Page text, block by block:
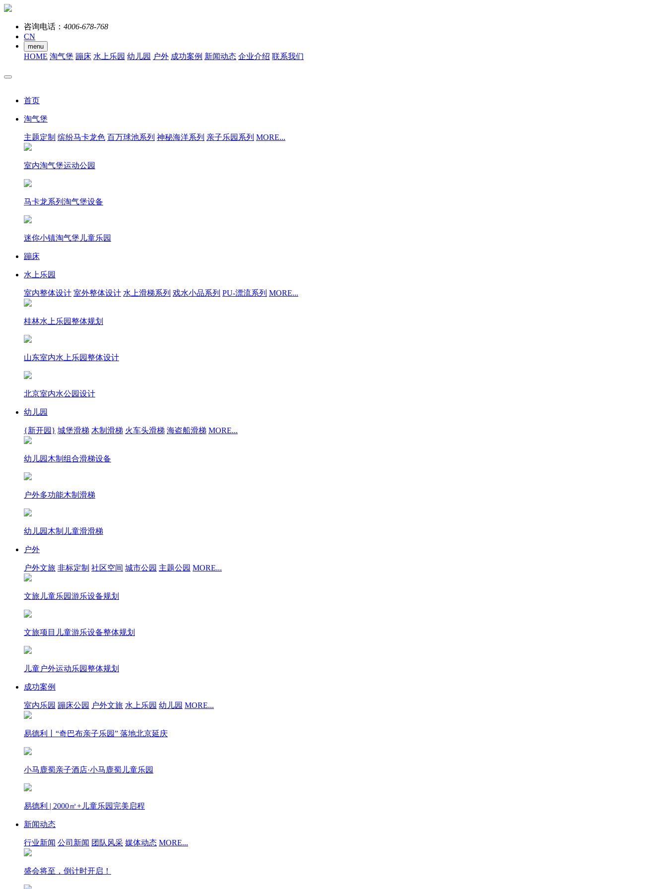
咨询电话： 4006-678-768
CN
menu
HOME 淘气堡 蹦床 水上乐园 幼儿园 户外 成功案例 新闻动态 企业介绍 联系我们
首页
淘气堡
主题定制 缤纷马卡龙色 百万球池系列 神秘海洋系列 亲子乐园系列 MORE...
室内淘气堡运动公园
马卡龙系列淘气堡设备
迷你小镇淘气堡儿童乐园
蹦床
水上乐园
室内整体设计 室外整体设计 水上滑梯系列 戏水小品系列 PU-漂流系列 MORE...
桂林水上乐园整体规划
山东室内水上乐园整体设计
北京室内水公园设计
幼儿园
{新开园} 城堡滑梯 木制滑梯 火车头滑梯 海盗船滑梯 MORE...
幼儿园木制组合滑梯设备
户外多功能木制滑梯
幼儿园木制儿童滑滑梯
户外
户外文旅 非标定制 社区空间 城市公园 主题公园 MORE...
文旅儿童乐园游乐设备规划
文旅项目儿童游乐设备整体规划
儿童户外运动乐园整体规划
成功案例
室内乐园 蹦床公园 户外文旅 水上乐园 幼儿园 MORE...
易德利丨“奇巴布亲子乐园” 落地北京延庆
小马鹿蜀亲子酒店·小马鹿蜀儿童乐园
易德利 | 2000㎡+儿童乐园完美启程
新闻动态
行业新闻 公司新闻 团队风采 媒体动态 MORE...
盛会将至，倒计时开启！